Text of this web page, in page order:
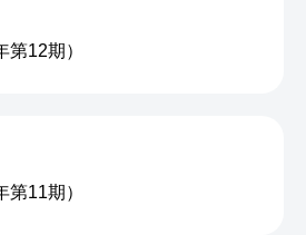
12期）
11期）